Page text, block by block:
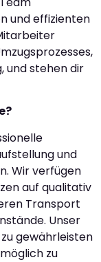
und effizienten
und stehen dir
und
Wir verfügen
auf qualitativ
Transport
Unser
gewährleisten
zu